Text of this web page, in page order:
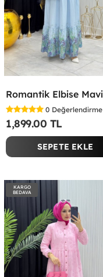
0 Değerlendirme
1,899.00 TL
SEPETE EKLE
KARGO
BEDAVA